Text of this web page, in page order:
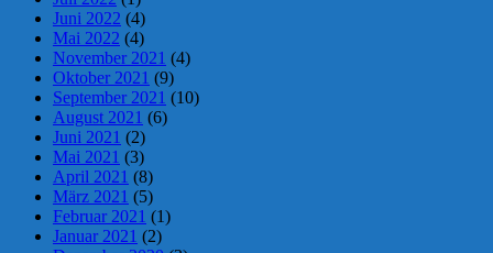
Juni 2022 (4)
Mai 2022 (4)
November 2021 (4)
Oktober 2021 (9)
September 2021 (10)
August 2021 (6)
Juni 2021 (2)
Mai 2021 (3)
April 2021 (8)
März 2021 (5)
Februar 2021 (1)
Januar 2021 (2)